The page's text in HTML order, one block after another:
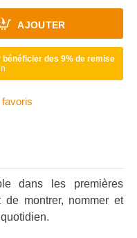
AJOUTER
bénéficier des 9% de remise
dans les premières
montrer, nommer et